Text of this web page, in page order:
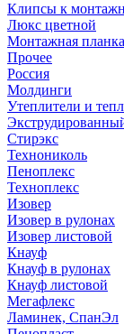
Клипсы к
Люкс цветной
Монтажная планка
Прочее
Россия
Молдинги
Утеплители и
Стирэкс
Технониколь
Пеноплекс
Техноплекс
Изовер
Изовер в рулонах
Изовер листовой
Кнауф
Кнауф в рулонах
Кнауф листовой
Мегафлекс
Ламинек, СпанЭл